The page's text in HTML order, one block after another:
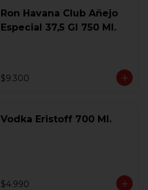
Ron Havana Club Añejo
Especial 37,5 Gl 750 Ml.
$9.300
Vodka Eristoff 700 Ml.
$4.990